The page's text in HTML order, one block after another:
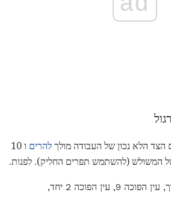
הלא נכון של העבודה מולך להרים
ו 10
המשולש (להשתמש תפרים החליק). לפנות.
לסרוג 9, להחליק 1, להפוך, עין הפוכה 9, עין הפוכה 2 יחד,